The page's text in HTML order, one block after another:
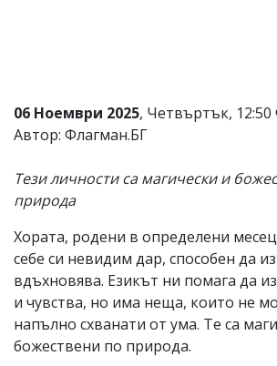
и
редакцията
не
отговорност
за
тях!
откриете
обиден
вас
коментар,
моля
сигнализирайте
ни!
06 Ноември 2025, Четвъртък, 12:50
Автор: Флагман.БГ
Тези личности са магически и
природа
Хората, родени в определени
себе си невидим дар, способен да
вдъхновява. Езикът ни помага да
и чувства, но има неща, които не
напълно схванати от ума. Те са
божествени по природа.